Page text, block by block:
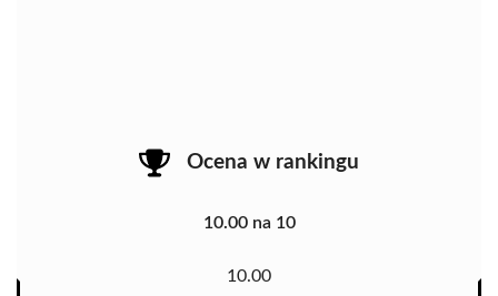
Ocena w rankingu
10.00 na 10
10.00